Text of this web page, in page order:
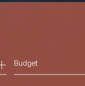
Budget